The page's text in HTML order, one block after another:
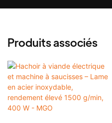
Produits associés